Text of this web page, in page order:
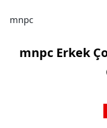
mnpc
mnpc Erkek